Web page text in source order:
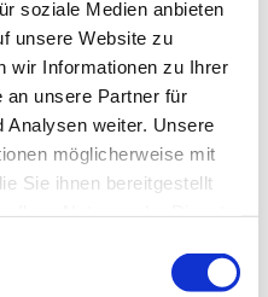
soziale Medien anbieten
unsere Website zu
wir Informationen zu Ihrer
an unsere Partner für
Analysen weiter. Unsere
möglicherweise mit
Sie ihnen bereitgestellt